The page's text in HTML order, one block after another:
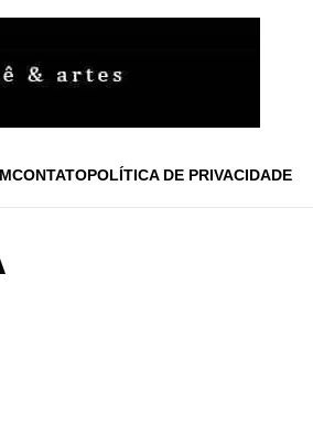
CONTATOPOLÍTICA DE PRIVACIDADE